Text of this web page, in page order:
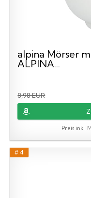
alpina Mörser
ALPINA...
8,98 EUR
Preis inkl.
# 4